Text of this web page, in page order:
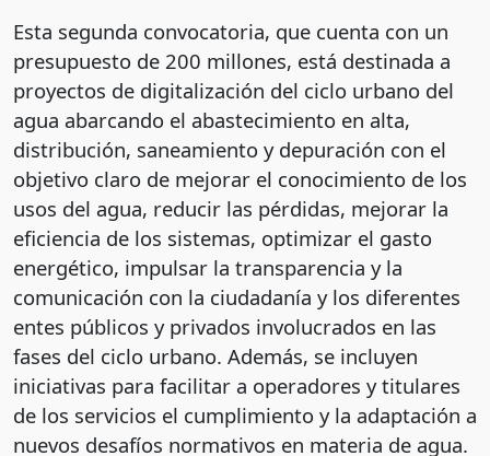
Esta segunda convocatoria, que cuenta con un
presupuesto de 200 millones, está destinada a
proyectos de digitalización del ciclo urbano del
agua abarcando el abastecimiento en alta,
distribución, saneamiento y depuración con el
objetivo claro de mejorar el conocimiento de los
usos del agua, reducir las pérdidas, mejorar la
eficiencia de los sistemas, optimizar el gasto
energético, impulsar la transparencia y la
comunicación con la ciudadanía y los diferentes
entes públicos y privados involucrados en las
fases del ciclo urbano. Además, se incluyen
iniciativas para facilitar a operadores y titulares
de los servicios el cumplimiento y la adaptación a
nuevos desafíos normativos en materia de agua.